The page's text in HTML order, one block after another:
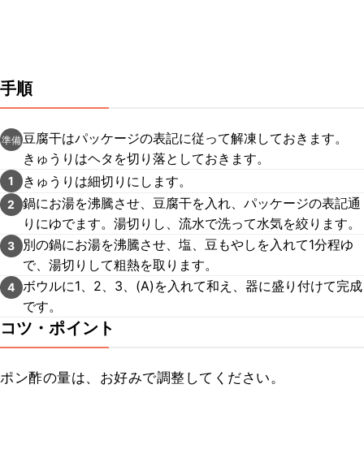
手順
準備豆腐干はパッケージの表記に従って解凍しておきます。
きゅうりはヘタを切り落としておきます。
1 きゅうりは細切りにします。
2
鍋にお湯を沸騰させ、豆腐干を入れ、パッケージの表記通
りにゆでます。湯切りし、流水で洗って水気を絞ります。
3
別の鍋にお湯を沸騰させ、塩、豆もやしを入れて1分程ゆ
で、湯切りして粗熱を取ります。
4 ボウルに1、2、3、(A)を入れて和え、器に盛り付けて完成
です。
コツ・ポイント
ポン酢の量は、お好みで調整してください。